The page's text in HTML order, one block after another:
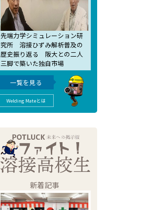
先端力学シミュレーション研
究所 溶接ひずみ解析普及の
歴史振り返る 阪大との二人
三脚で築いた独自市場
一覧を見る
Welding Mateとは
新着記事